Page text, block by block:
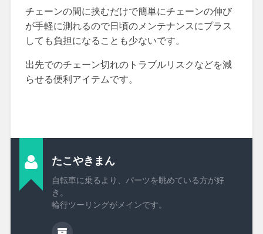
チェーンの間に挟むだけで簡単にチェーンの伸び
が手軽に測れるので日頃のメンテナンスにプラス
しても負担になることも少ないです。
出先でのチェーン切れのトラブルリスクなどを減
らせる便利アイテムです。
たこやきまん
自転車に乗るより、パーツを眺めている方が好
き。
輪行ツーリングがメインです。